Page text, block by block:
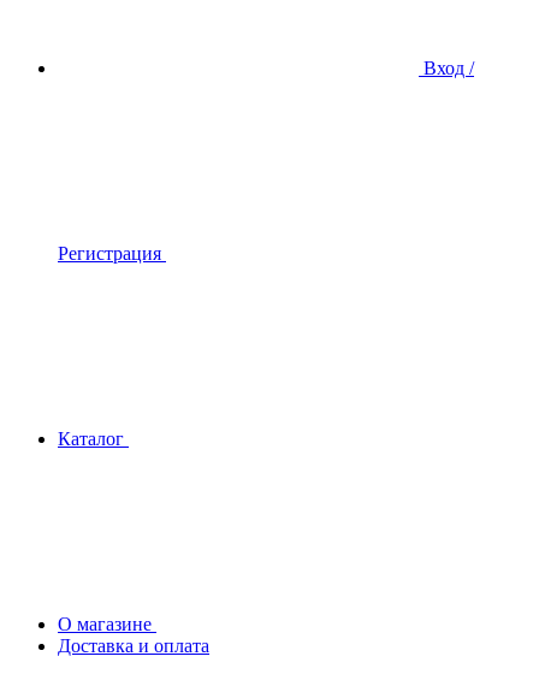
Вход /
Регистрация
Каталог
О магазине
Доставка и оплата